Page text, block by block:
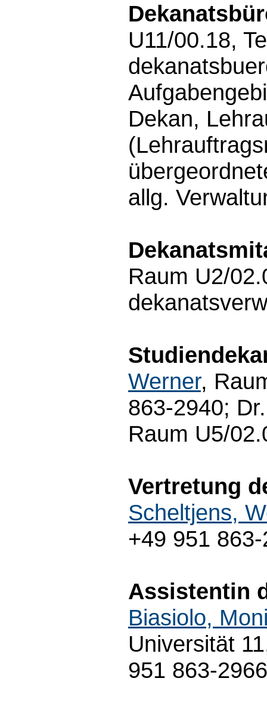
U11/00.18,
Dekan,
allg.
Raum U2/
Werner,
863-2940;
Raum U5/
Vertretung
Scheltjens,
+49 951
Assistentin
Biasiolo,
Universität
951 863-2966